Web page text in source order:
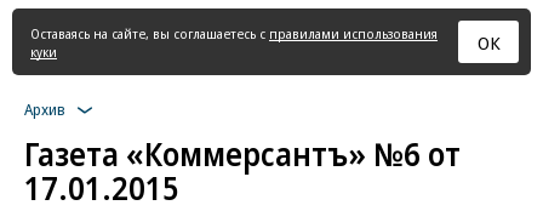
страница
Оставаясь на сайте, вы соглашаетесь с правилами использования
куки
ОК
Архив
Газета «Коммерсантъ» №6 от
17.01.2015